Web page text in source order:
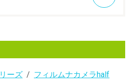
ーズ フィルムナカメラhalf